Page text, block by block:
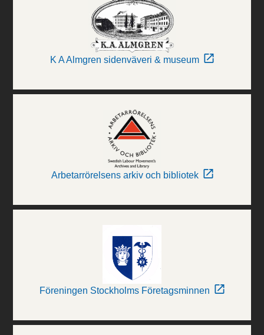
K A Almgren sidenväveri & museum
Arbetarrörelsens arkiv och bibliotek
Föreningen Stockholms Företagsminnen